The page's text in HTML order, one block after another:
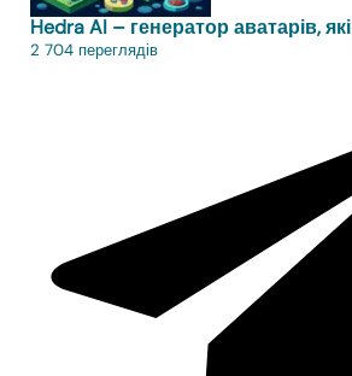
Hedra AI – генератор аватарів,
2 704 переглядів